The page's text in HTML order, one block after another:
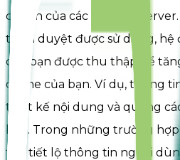
chuẩn của các internet
trình duyệt được sử dụng, hệ
của bạn được thu thập để
online của bạn. Ví dụ, thông
thiết kế nội dung và quảng
bạn. Trong những trường hợp
thể tiết lộ thông tin người